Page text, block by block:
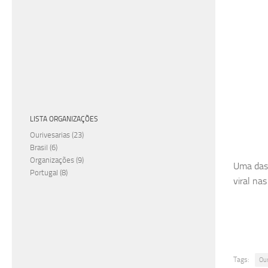
Uma
viral
Tags:
LISTA ORGANIZAÇÕES
Ourivesarias (23)
Brasil (6)
Organizações (9)
Portugal (8)